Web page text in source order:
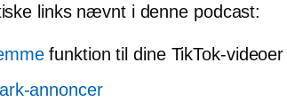
links nævnt i denne podcast:
funktion til dine TikTok-videoer
annoncer